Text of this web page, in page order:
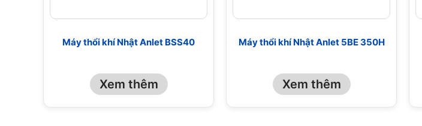
Máy thổi khí Nhật Anlet BSS40
Xem thêm
Máy thổi khí Nhật Anlet 5BE 350H
Xem thêm